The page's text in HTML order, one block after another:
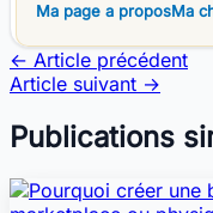
Ma page a proposMa
← Article précédent
Article suivant →
Publications